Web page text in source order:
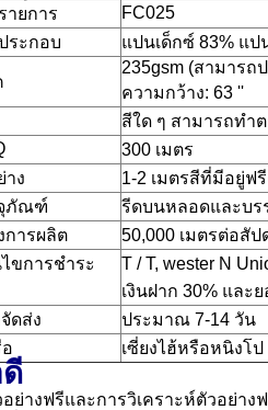
ายการ
FC025
ระกอบ
แปนเด็กซ์ 83% แป
235gsm (สามารถ
ความกว้าง: 63 ''
สีใด ๆ สามารถทำ
300 เมตร
าง
1-2 เมตรสีที่มีอยู่ฟ
ภัณฑ์
รีดบนหลอดและบร
การผลิต
50,000 เมตรต่อสัป
ไขการชำระ
T / T, wester N
เงินฝาก 30% และ
ดส่ง
ประมาณ 7-14 วัน
เซี่ยงไฮ้หรือหนิงโป
อย่างฟรีและการวิเคราะห์ตัวอย่าง